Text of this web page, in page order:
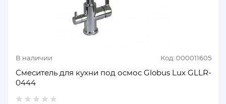
В наличии Код: 000011605
Смеситель для кухни под осмос Globus Lux GLLR-
0444